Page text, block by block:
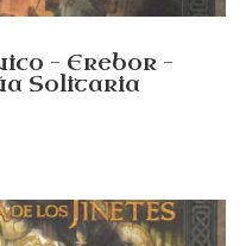
– Erebor –
Solitaria